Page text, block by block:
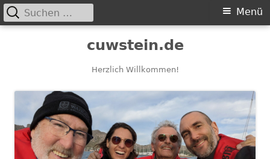
cuwstein.de
Herzlich Willkommen!
Primäres
Menü
Suchen
nach: